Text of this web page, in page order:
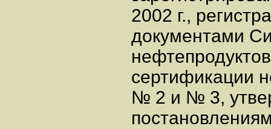
2002 г.,
документами
сертификации
№ 2 и № 3,